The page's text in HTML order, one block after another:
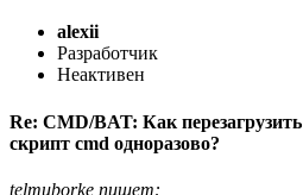
alexii
Разработчик
Неактивен
Re: CMD/BAT: Как
скрипт cmd одноразово?
telmuborke пишет: